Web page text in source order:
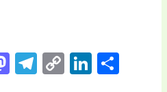
M T
C
Li